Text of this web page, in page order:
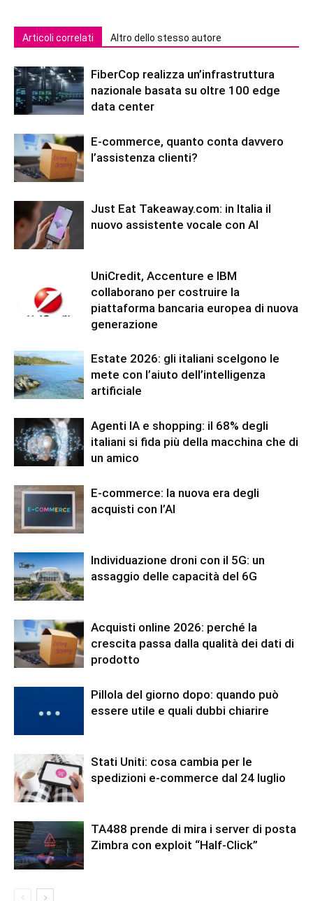
Articoli correlati Altro dello stesso autore
FiberCop realizza un’infrastruttura
nazionale basata su oltre 100 edge
data center
E-commerce, quanto conta davvero
l’assistenza clienti?
Just Eat Takeaway.com: in Italia il
nuovo assistente vocale con AI
UniCredit, Accenture e IBM
collaborano per costruire la
piattaforma bancaria europea di nuova
generazione
Estate 2026: gli italiani scelgono le
mete con l’aiuto dell’intelligenza
artificiale
Agenti IA e shopping: il 68% degli
italiani si fida più della macchina che di
un amico
E-commerce: la nuova era degli
acquisti con l’AI
Individuazione droni con il 5G: un
assaggio delle capacità del 6G
Acquisti online 2026: perché la
crescita passa dalla qualità dei dati di
prodotto
Pillola del giorno dopo: quando può
essere utile e quali dubbi chiarire
Stati Uniti: cosa cambia per le
spedizioni e-commerce dal 24 luglio
TA488 prende di mira i server di posta
Zimbra con exploit “Half-Click”